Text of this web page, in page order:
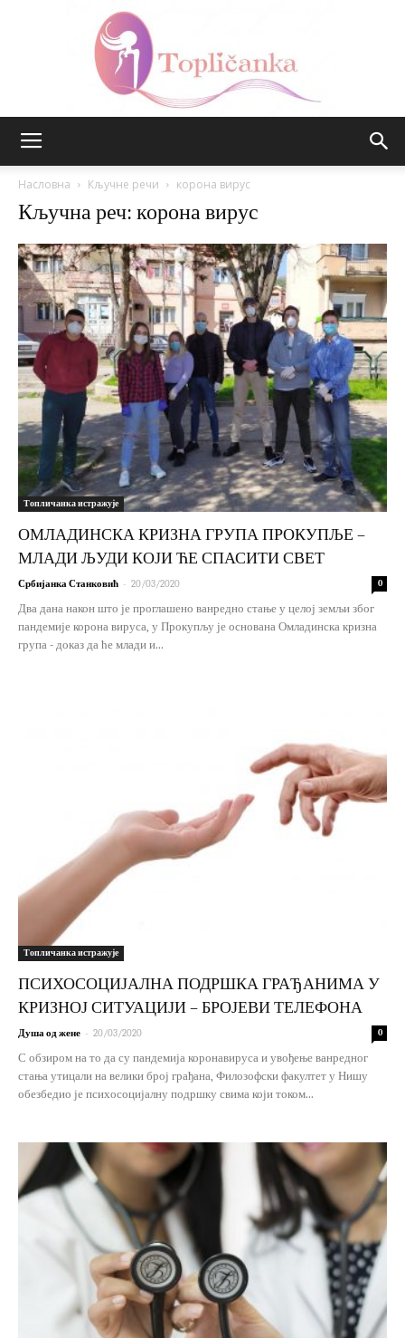
Насловна Кључне речи корона вирус
Кључна реч: корона вирус
Топличанка истражује
ОМЛАДИНСКА КРИЗНА ГРУПА ПРОКУПЉЕ –
МЛАДИ ЉУДИ КОЈИ ЋЕ СПАСИТИ СВЕТ
Србијанка Станковић - 20/03/2020 0
Два дана након што је проглашено ванредно стање у целој земљи због
пандемије корона вируса, у Прокупљу је основана Омладинска кризна
група - доказ да ће млади и...
Топличанка истражује
ПСИХОСОЦИЈАЛНА ПОДРШКА ГРАЂАНИМА У
КРИЗНОЈ СИТУАЦИЈИ – БРОЈЕВИ ТЕЛЕФОНА
Душа од жене - 20/03/2020 0
С обзиром на то да су пандемија коронавируса и увођење ванредног
стања утицали на велики број грађана, Филозофски факултет у Нишу
обезбедио је психосоцијалну подршку свима који током...